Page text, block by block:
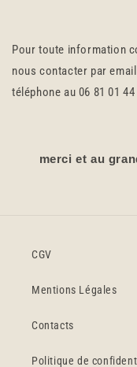
Pour toute information
nous contacter par
téléphone au 06 81 01 44
merci et au
CGV
Mentions Légales
Contacts
Politique de